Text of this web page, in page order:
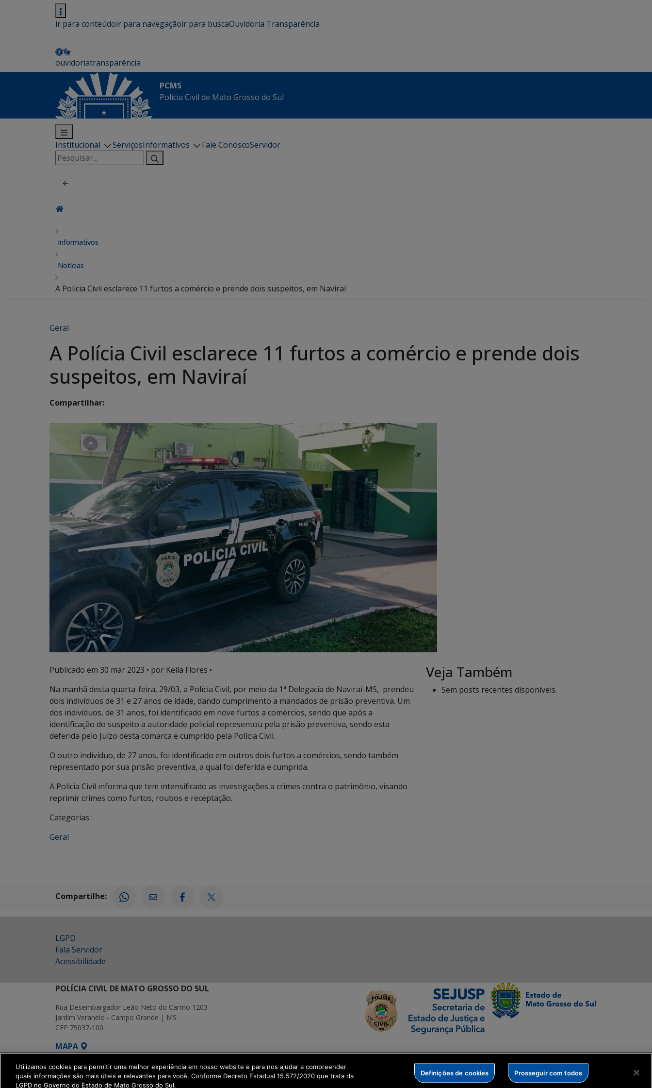
ir para conteúdoir para navegaçãoir para buscaOuvidoria Transparência
ouvidoriatransparência
PCMS
Polícia Civil de Mato Grosso do Sul
Institucional ServiçosInformativos Fale ConoscoServidor
Pesquisar
por:
Informativos
Notícias
A Polícia Civil esclarece 11 furtos a comércio e prende dois suspeitos, em Naviraí
Geral
A Polícia Civil esclarece 11 furtos a comércio e prende dois
suspeitos, em Naviraí
Compartilhar:
Publicado em 30 mar 2023 • por Keila Flores •
Na manhã desta quarta-feira, 29/03, a Polícia Civil, por meio da 1ª Delegacia de Naviraí-MS, prendeu
dois indivíduos de 31 e 27 anos de idade, dando cumprimento a mandados de prisão preventiva. Um
dos indivíduos, de 31 anos, foi identificado em nove furtos a comércios, sendo que após a
identificação do suspeito a autoridade policial representou pela prisão preventiva, sendo esta
deferida pelo Juízo desta comarca e cumprido pela Polícia Civil.
O outro indivíduo, de 27 anos, foi identificado em outros dois furtos a comércios, sendo também
representado por sua prisão preventiva, a qual foi deferida e cumprida.
A Polícia Civil informa que tem intensificado as investigações a crimes contra o patrimônio, visando
reprimir crimes como furtos, roubos e receptação.
Categorias :
Geral
Veja Também
Sem posts recentes disponíveis.
Compartilhe:
LGPD
Fala Servidor
Acessibilidade
POLÍCIA CIVIL DE MATO GROSSO DO SUL
Rua Desembargador Leão Neto do Carmo 1203
Jardim Veraneio - Campo Grande | MS
CEP 79037-100
MAPA
SETDIG | Secretaria-Executiva de Transformação Digital
Utilizamos cookies para permitir uma melhor experiência em nosso website e para nos ajudar a compreender
quais informações são mais úteis e relevantes para você. Conforme Decreto Estadual 15.572/2020 que trata da
LGPD no Governo do Estado de Mato Grosso do Sul.
Definições de cookies Prosseguir com todos